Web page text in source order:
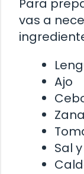
Para
vas a
Ajo
Sal